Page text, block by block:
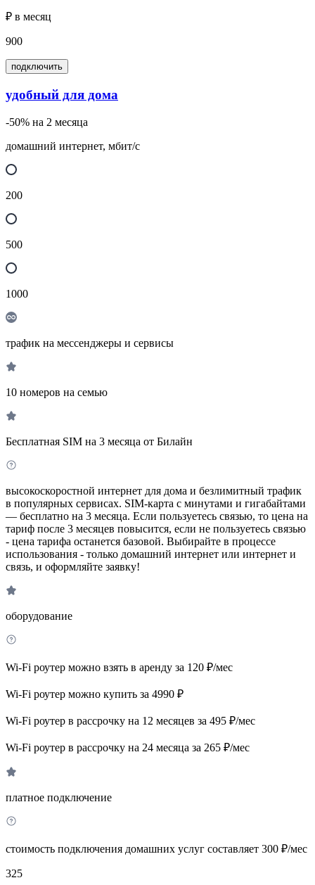
₽ в месяц
900
подключить
удобный для дома
-50% на 2 месяца
домашний интернет, мбит/с
200
500
1000
трафик на мессенджеры и сервисы
10 номеров на семью
Бесплатная SIM на 3 месяца от Билайн
высокоскоростной интернет для дома и безлимитный трафик
в популярных сервисах. SIM-карта с минутами и гигабайтами
— бесплатно на 3 месяца. Если пользуетесь связью, то цена на
тариф после 3 месяцев повысится, если не пользуетесь связью
- цена тарифа останется базовой. Выбирайте в процессе
использования - только домашний интернет или интернет и
связь, и оформляйте заявку!
оборудование
Wi-Fi роутер можно взять в аренду за 120 ₽/мес
Wi-Fi роутер можно купить за 4990 ₽
Wi-Fi роутер в рассрочку на 12 месяцев за 495 ₽/мес
Wi-Fi роутер в рассрочку на 24 месяца за 265 ₽/мес
платное подключение
стоимость подключения домашних услуг составляет 300 ₽/мес
325